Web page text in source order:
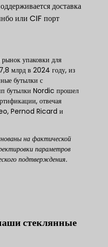
доставка
или CIF порт
упаковки для
млрд в 2024 году, из
бутылки с
бутылки Nordic прошел
отвечая
Pernod Ricard и
на фактической
параметров
подтверждения.
стеклянные